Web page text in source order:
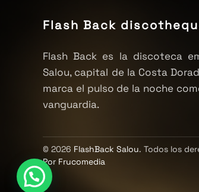
Flash Back
Flash Back es la discoteca
Salou, capital de la Costa
marca el pulso de la noche
vanguardia.
© 2026 FlashBack Salou. Todos los
Por Frucomedia